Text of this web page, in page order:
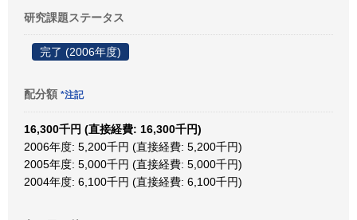
研究課題ステータス
完了 (2006年度)
配分額 *注記
16,300千円 (直接経費: 16,300千円)
2006年度: 5,200千円 (直接経費: 5,200千円)
2005年度: 5,000千円 (直接経費: 5,000千円)
2004年度: 6,100千円 (直接経費: 6,100千円)